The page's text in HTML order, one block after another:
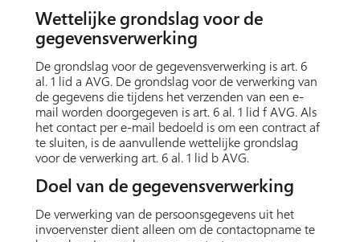
Wettelijke grondslag voor de
gegevensverwerking
De grondslag voor de gegevensverwerking is art. 6
al. 1 lid a AVG. De grondslag voor de verwerking van
de gegevens die tijdens het verzenden van een e-
mail worden doorgegeven is art. 6 al. 1 lid f AVG. Als
het contact per e-mail bedoeld is om een contract af
te sluiten, is de aanvullende wettelijke grondslag
voor de verwerking art. 6 al. 1 lid b AVG.
Doel van de gegevensverwerking
De verwerking van de persoonsgegevens uit het
invoervenster dient alleen om de contactopname te